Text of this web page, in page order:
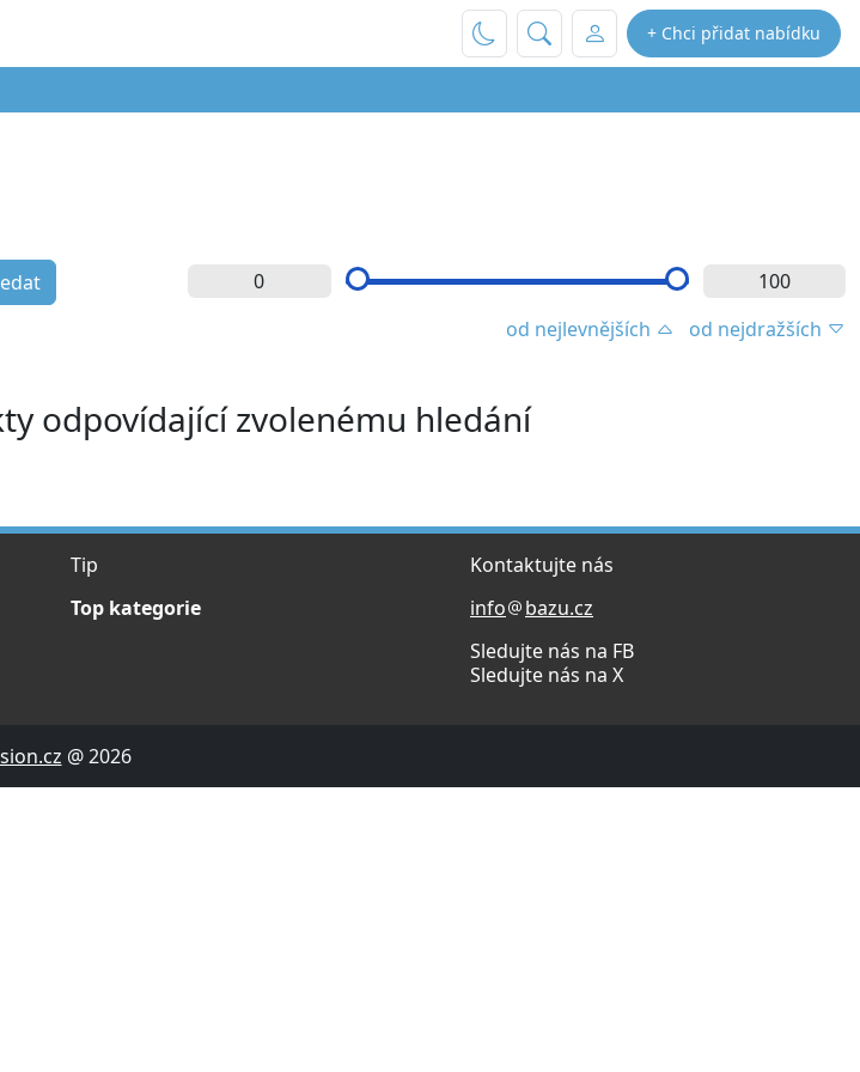
+ Chci přidat nabídku
od nejlevnějších od nejdražších
odpovídající zvolenému hledání
Tip
Top kategorie
Kontaktujte nás
info
bazu.cz
Sledujte nás na FB
Sledujte nás na X
@ 2026